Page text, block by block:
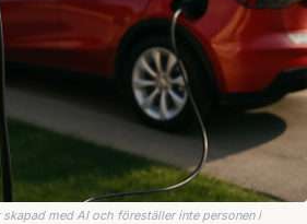
skapad med AI och föreställer inte personen i